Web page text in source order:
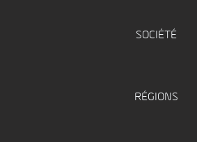
SOCIÉTÉ
RÉGIONS